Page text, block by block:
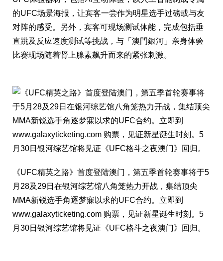
的UFC场景海报，让宾客一尝作为明星选手过磅或与友
对阵的感受。另外，宾客可现场测试体能，完成包括垂
直跳及反应速度测试等挑战，与「澳門銀河」亲身体验
比赛现场随着肾上腺素飙升而来的紧张刺激。
《UFC精英之路》首度登陆澳门，第五季首轮赛事将于5
月28及29日在银河综艺馆八角笼热力开战，集结顶尖
MMA新锐选手角逐梦寐以求的UFC合约。立即到
www.galaxyticketing.com 购票，见证新星诞生时刻。5
月30日银河综艺馆将见证《UFC格斗之夜澳门》回归。